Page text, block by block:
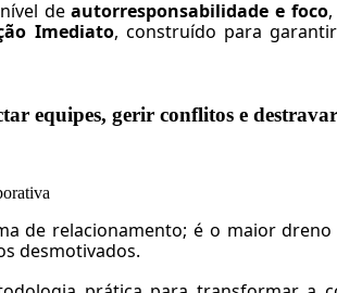
deautorresponsabilidade e foco
Imediato, construído para
equipes, gerir conflitos e destravar
de relacionamento; é o maior
desmotivados.